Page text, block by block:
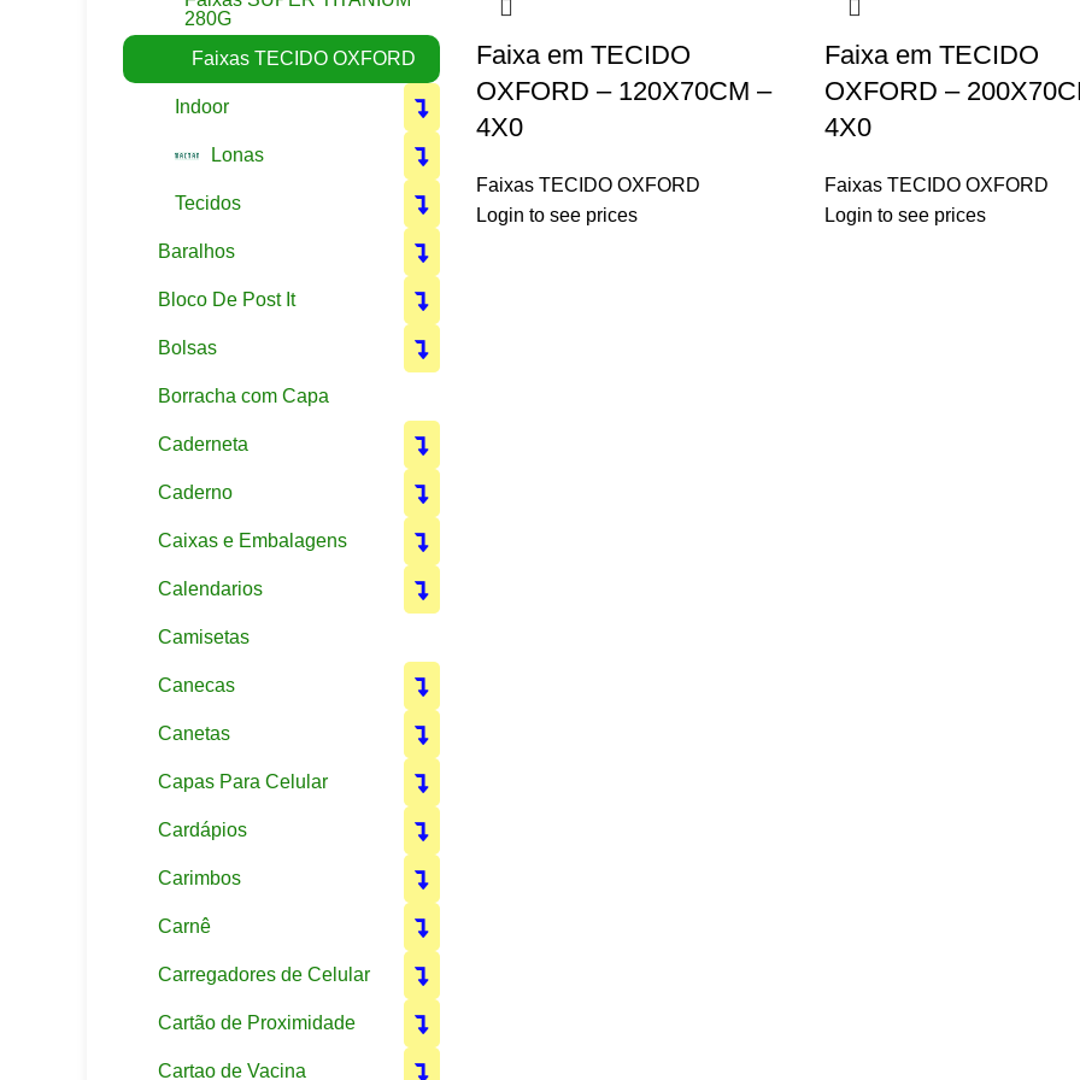
Faixa em TECIDO
OXFORD – 120X70CM –
4X0
Faixas TECIDO OXFORD
Login to see prices
Faixa em TECIDO
OXFORD –
4X0
Faixas TECIDO OXFORD
Login to see prices
280G
Faixas TECIDO OXFORD
Indoor
Lonas
Tecidos
Baralhos
Bloco De Post It
Bolsas
Borracha com Capa
Caderneta
Caderno
Caixas e Embalagens
Calendarios
Camisetas
Canecas
Canetas
Capas Para Celular
Cardápios
Carimbos
Carnê
Carregadores de Celular
Cartão de Proximidade
Cartao de Vacina